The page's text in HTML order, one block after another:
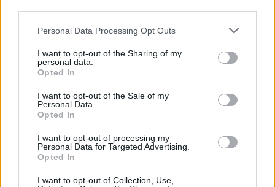
Personal Data Processing Opt Outs
I want to opt-out of the Sharing of my
personal data.
Opted In
I want to opt-out of the Sale of my
Personal Data.
Opted In
I want to opt-out of processing my
Personal Data for Targeted Advertising.
Opted In
I want to opt-out of Collection, Use,
Username or E-mail
Password
Remember Me